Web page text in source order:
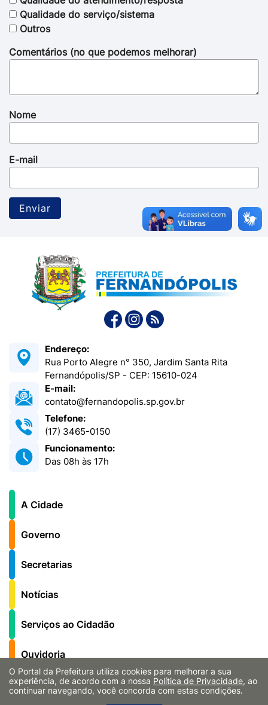
Qualidade do serviço/sistema
Outros
Comentários (no que podemos melhorar)
Nome
E-mail
Enviar
Endereço:
Rua Porto Alegre n° 350, Jardim Santa Rita
Fernandópolis/SP - CEP: 15610-024
E-mail:
contato@fernandopolis.sp.gov.br
Telefone:
(17) 3465-0150
Funcionamento:
Das 08h às 17h
A Cidade
Governo
Secretarias
Notícias
Serviços ao Cidadão
Ouvidoria
Fale Conosco
O Portal da Prefeitura utiliza cookies para melhorar a sua
experiência, de acordo com a nossa Política de Privacidade, ao
continuar navegando, você concorda com estas condições.